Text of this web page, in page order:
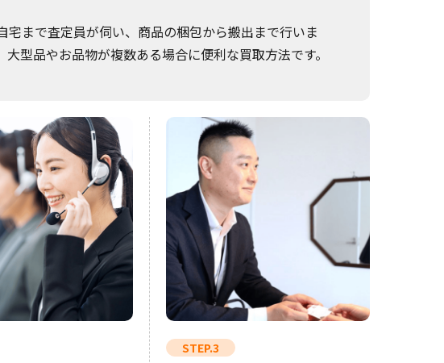
宅まで査定員が伺い、商品の梱包から搬出まで行いま
大型品やお品物が複数ある場合に便利な買取方法です。
STEP.3